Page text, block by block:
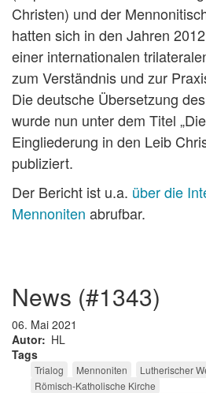
Christen) und der
hatten sich in den Jahren
einer internationalen
zum Verständnis und zur
Die deutsche Übersetzung
wurde nun unter dem Titel
Eingliederung in den Leib
publiziert.
Der Bericht ist u.a. über die
Mennoniten abrufbar.
news (#1343)
06. Mai 2021
Autor
HL
Tags
Trialog Mennoniten
Lutherischer
Römisch-Katholische Kirche